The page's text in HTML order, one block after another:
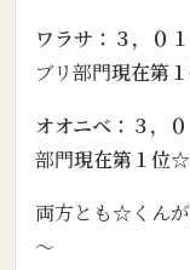
ワラサ：３，
ブリ部門現在第
オオニベ：３，
部門現在第１位☆
両方とも☆くん
～